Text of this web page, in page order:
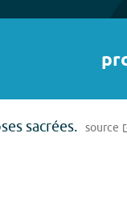
sacrées. source